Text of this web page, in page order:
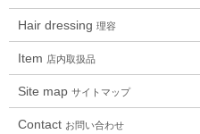
Hair dressing 理容
Item 店内取扱品
Site map サイトマップ
Contact お問い合わせ